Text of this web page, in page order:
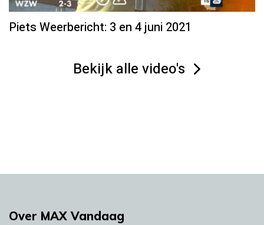
Piets Weerbericht: 3 en 4 juni 2021
Bekijk alle video's
Over MAX Vandaag